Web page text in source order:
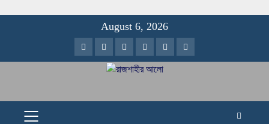
August 6, 2026
Facebook
TwitterInstagram
Youtube
VK LinkedIn